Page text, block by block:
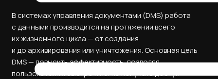
В системах управления документами (DMS) работа
с данными производится на протяжении всего
их жизненного цикла — от создания
и до архивирования или уничтожения. Основная цель
DMS — повысить эффективность, позволяя
пользователям быстро и легко получать доступ